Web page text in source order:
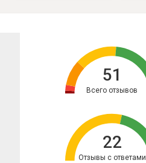
Всего отзывов
51
Отзывы с ответами
22